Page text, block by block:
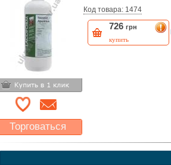
Торговаться
Какая цена Вас
устроит?
Код товара: 1474
726 грн
купить